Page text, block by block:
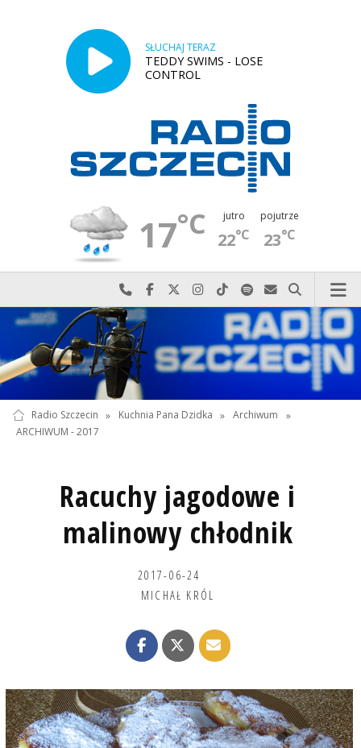
SŁUCHAJ TERAZ
TEDDY SWIMS - LOSE
CONTROL
17°C jutro
22°C
pojutrze
23°C
Najlepiej po prostu do nas zadzwoń
Odwiedź nas na Facebook-u
Odwiedź nas na X
Odwiedź nas na Instagram-ie
Odwiedź nas na TikTok-u
Szukaj nas na Spotify
Wyślij do nas
Szukaj
Radio Szczecin » Kuchnia Pana Dzidka » Archiwum
»
ARCHIWUM - 2017
Racuchy jagodowe i
malinowy chłodnik
2017-06-24
MICHAŁ KRÓL